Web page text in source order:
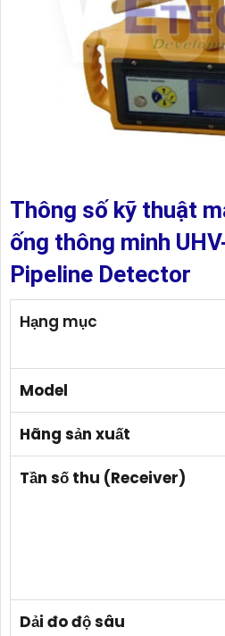
Thông số kỹ thuật
ống thông minh
Pipeline Detector
Hạng mục
Model
Hãng sản xuất
Tần số thu (Receiver)
Dải đo độ sâu